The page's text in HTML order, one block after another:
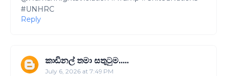
#UNHRC
Reply
කාඩිනල් තමා සතුටුම.....
July 6, 2026 at 7:49 PM